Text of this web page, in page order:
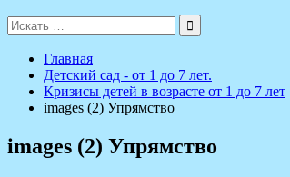
Поиск
для:
Главная
Детский сад - от 1 до 7 лет.
Кризисы детей в возрасте от 1 до 7 лет
images (2) Упрямство
images (2) Упрямство